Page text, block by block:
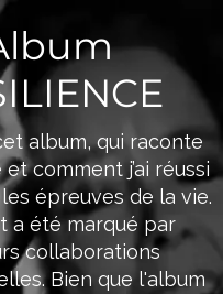
album, qui raconte
comment j’ai réussi
épreuves de la vie.
a été marqué par
collaborations
Bien que l'album